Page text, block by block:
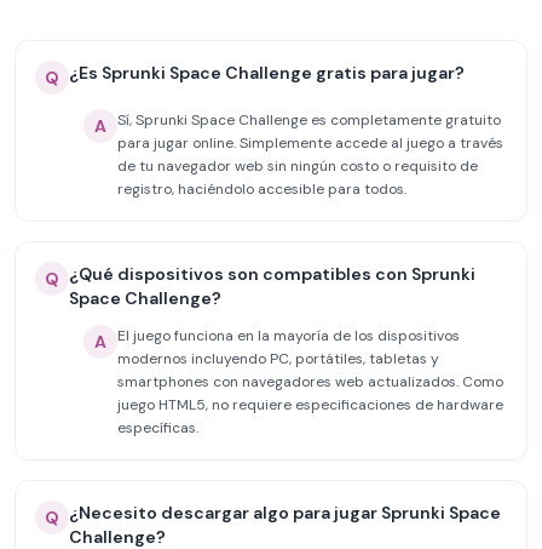
Q ¿Es Sprunki Space Challenge gratis para jugar?
A Sí, Sprunki Space Challenge es completamente gratuito
para jugar online. Simplemente accede al juego a través
de tu navegador web sin ningún costo o requisito de
registro, haciéndolo accesible para todos.
Q ¿Qué dispositivos son compatibles con Sprunki
Space Challenge?
A
El juego funciona en la mayoría de los dispositivos
modernos incluyendo PC, portátiles, tabletas y
smartphones con navegadores web actualizados. Como
juego HTML5, no requiere especificaciones de hardware
específicas.
Q ¿Necesito descargar algo para jugar Sprunki Space
Challenge?